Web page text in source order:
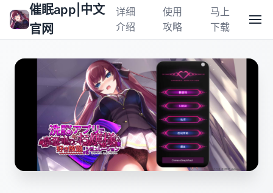
催眠app|中文
官网
详细
介绍
使用
攻略
马上
下载